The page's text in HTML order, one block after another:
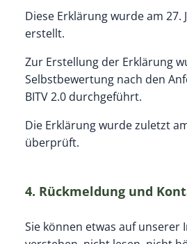
Diese Erklärung wurde am 27.
erstellt.
Zur Erstellung der Erklärung
Selbstbewertung nach den
BITV 2.0 durchgeführt.
Die Erklärung wurde zuletzt
überprüft.
4. Rückmeldung und
Sie können etwas auf unserer